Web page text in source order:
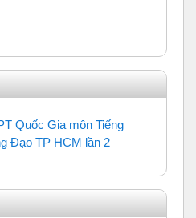
Quốc Gia môn Tiếng
Đạo TP HCM lần 2